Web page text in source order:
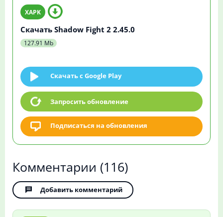
Скачать Shadow Fight 2 2.45.0
127.91 Mb
Скачать c Google Play
Запросить обновление
Подписаться на обновления
Комментарии (116)
Добавить комментарий